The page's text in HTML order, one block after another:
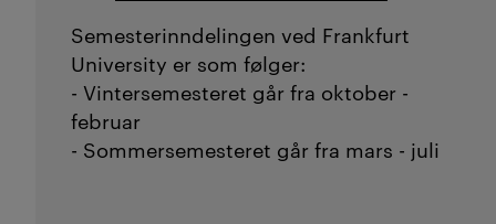
Semesterinndelingen ved Frankfurt
University er som følger:
- Vintersemesteret går fra oktober -
februar
- Sommersemesteret går fra mars - juli